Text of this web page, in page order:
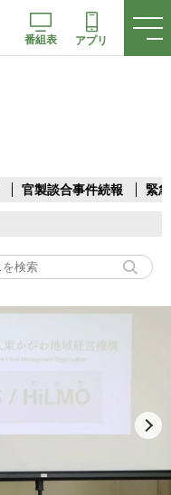
番組表 アプリ
官製談合事件続報 緊